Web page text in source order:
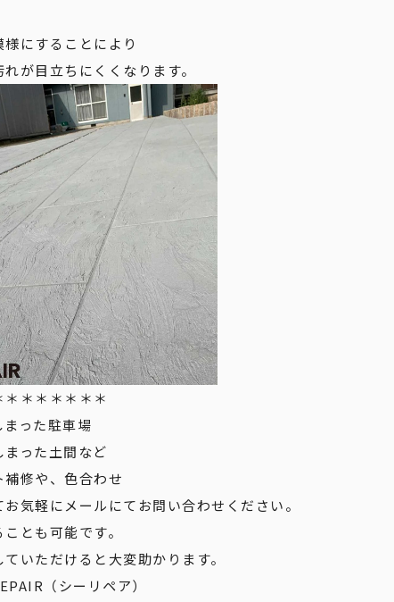
にすることにより
が目立ちにくくなります。
＊＊＊＊＊＊
った駐車場
った土間など
補修や、色合わせ
気軽にメールにてお問い合わせください。
とも可能です。
いただけると大変助かります。
（シーリペア）